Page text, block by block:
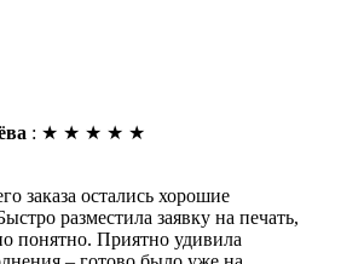
: ★ ★ ★ ★ ★
заказа остались хорошие
разместила заявку на печать,
понятно. Приятно удивила